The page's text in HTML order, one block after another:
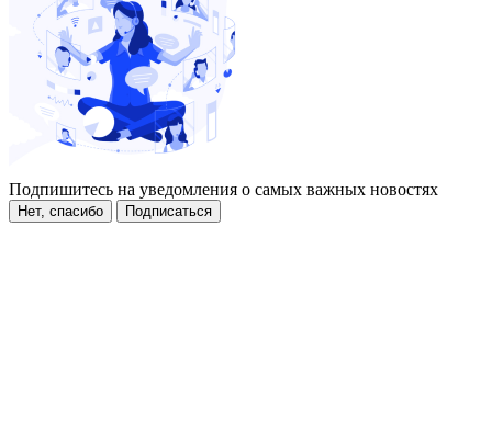
Подпишитесь на уведомления о самых важных новостях
Нет, спасибо Подписаться